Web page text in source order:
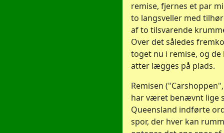
remise, fjernes et par
to langsveller med
af to tilsvarende
Over det således
toget nu i remise, og
atter lægges på plads.
Remisen
har været benævnt lige
Queensland indførte
spor, der hver kan